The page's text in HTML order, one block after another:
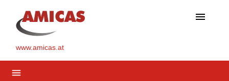
menu
www.amicas.at
menu